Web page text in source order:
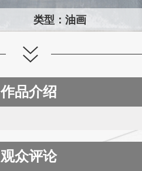
类型：油画
作品介绍
观众评论